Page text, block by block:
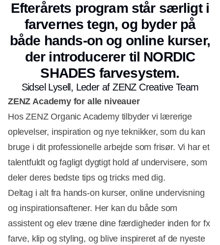
Efterårets program står særligt i
farvernes tegn, og byder på
både hands-on og online kurser,
der introducerer til NORDIC
SHADES farvesystem.
Sidsel Lysell, Leder af ZENZ Creative Team
ZENZ Academy for alle niveauer
Hos ZENZ Organic Academy tilbyder vi lærerige
oplevelser, inspiration og nye teknikker, som du kan
bruge i dit professionelle arbejde som frisør. Vi har et
talentfuldt og fagligt dygtigt hold af undervisere, som
deler deres bedste tips og tricks med dig.
Deltag i alt fra hands-on kurser, online undervisning
og inspirationsaftener. Her kan du både som
assistent og elev træne dine færdigheder inden for fx
farve, klip og styling, og blive inspireret af de nyeste